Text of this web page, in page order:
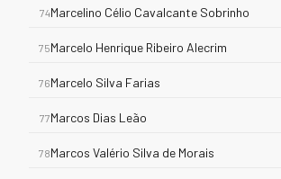
74Marcelino Célio Cavalcante Sobrinho
75Marcelo Henrique Ribeiro Alecrim
76Marcelo Silva Farias
77Marcos Dias Leão
78Marcos Valério Silva de Morais